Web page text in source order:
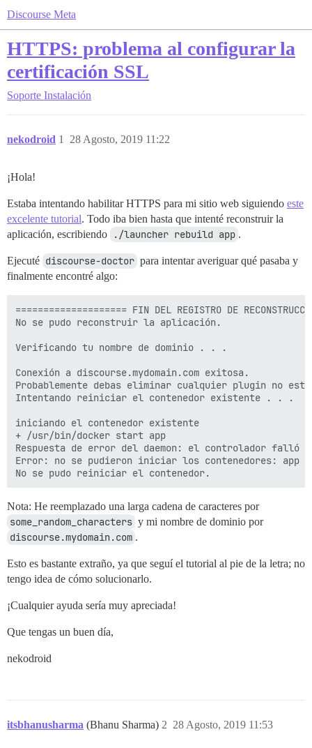
Discourse Meta
HTTPS: problema al configurar la
certificación SSL
Soporte Instalación
nekodroid 28 Agosto, 2019 11:22
1
¡Hola!
Estaba intentando habilitar HTTPS para mi sitio web siguiendo este
excelente tutorial. Todo iba bien hasta que intenté reconstruir la
aplicación, escribiendo
./launcher rebuild app .
Ejecuté discourse-doctor para intentar averiguar qué pasaba y
finalmente encontré algo:
==================== FIN DEL REGISTRO DE
No se pudo reconstruir la aplicación.
Verificando tu nombre de dominio . . .
Conexión a discourse.mydomain.com exitosa.
Probablemente debas eliminar cualquier plugin no
Intentando reiniciar el contenedor existente . . .
iniciando el contenedor existente
+ /usr/bin/docker start app
Respuesta de error del daemon: el controlador
Error: no se pudieron iniciar los contenedores: app
Nota: He reemplazado una larga cadena de caracteres por
some_random_characters y mi nombre de dominio por
discourse.mydomain.com .
Esto es bastante extraño, ya que seguí el tutorial al pie de la letra; no
tengo idea de cómo solucionarlo.
¡Cualquier ayuda sería muy apreciada!
Que tengas un buen día,
nekodroid
itsbhanusharma (Bhanu Sharma) 28 Agosto, 2019 11:53
2